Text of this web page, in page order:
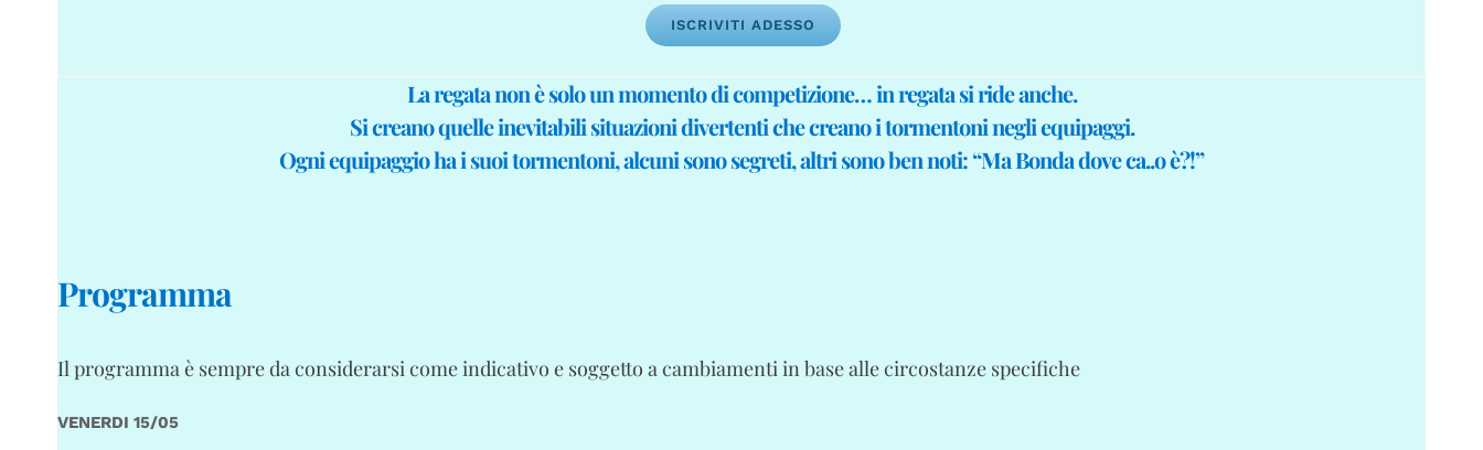
ISCRIVITI ADESSO
La regata non è solo un momento di competizione… in regata si ride anche.
Si creano quelle inevitabili situazioni divertenti che creano i tormentoni negli equipaggi.
Ogni equipaggio ha i suoi tormentoni, alcuni sono segreti, altri sono ben noti: “Ma Bonda dove ca..o è?!”
Programma
Il programma è sempre da considerarsi come indicativo e soggetto a cambiamenti in base alle circostanze specifiche
VENERDI 15/05